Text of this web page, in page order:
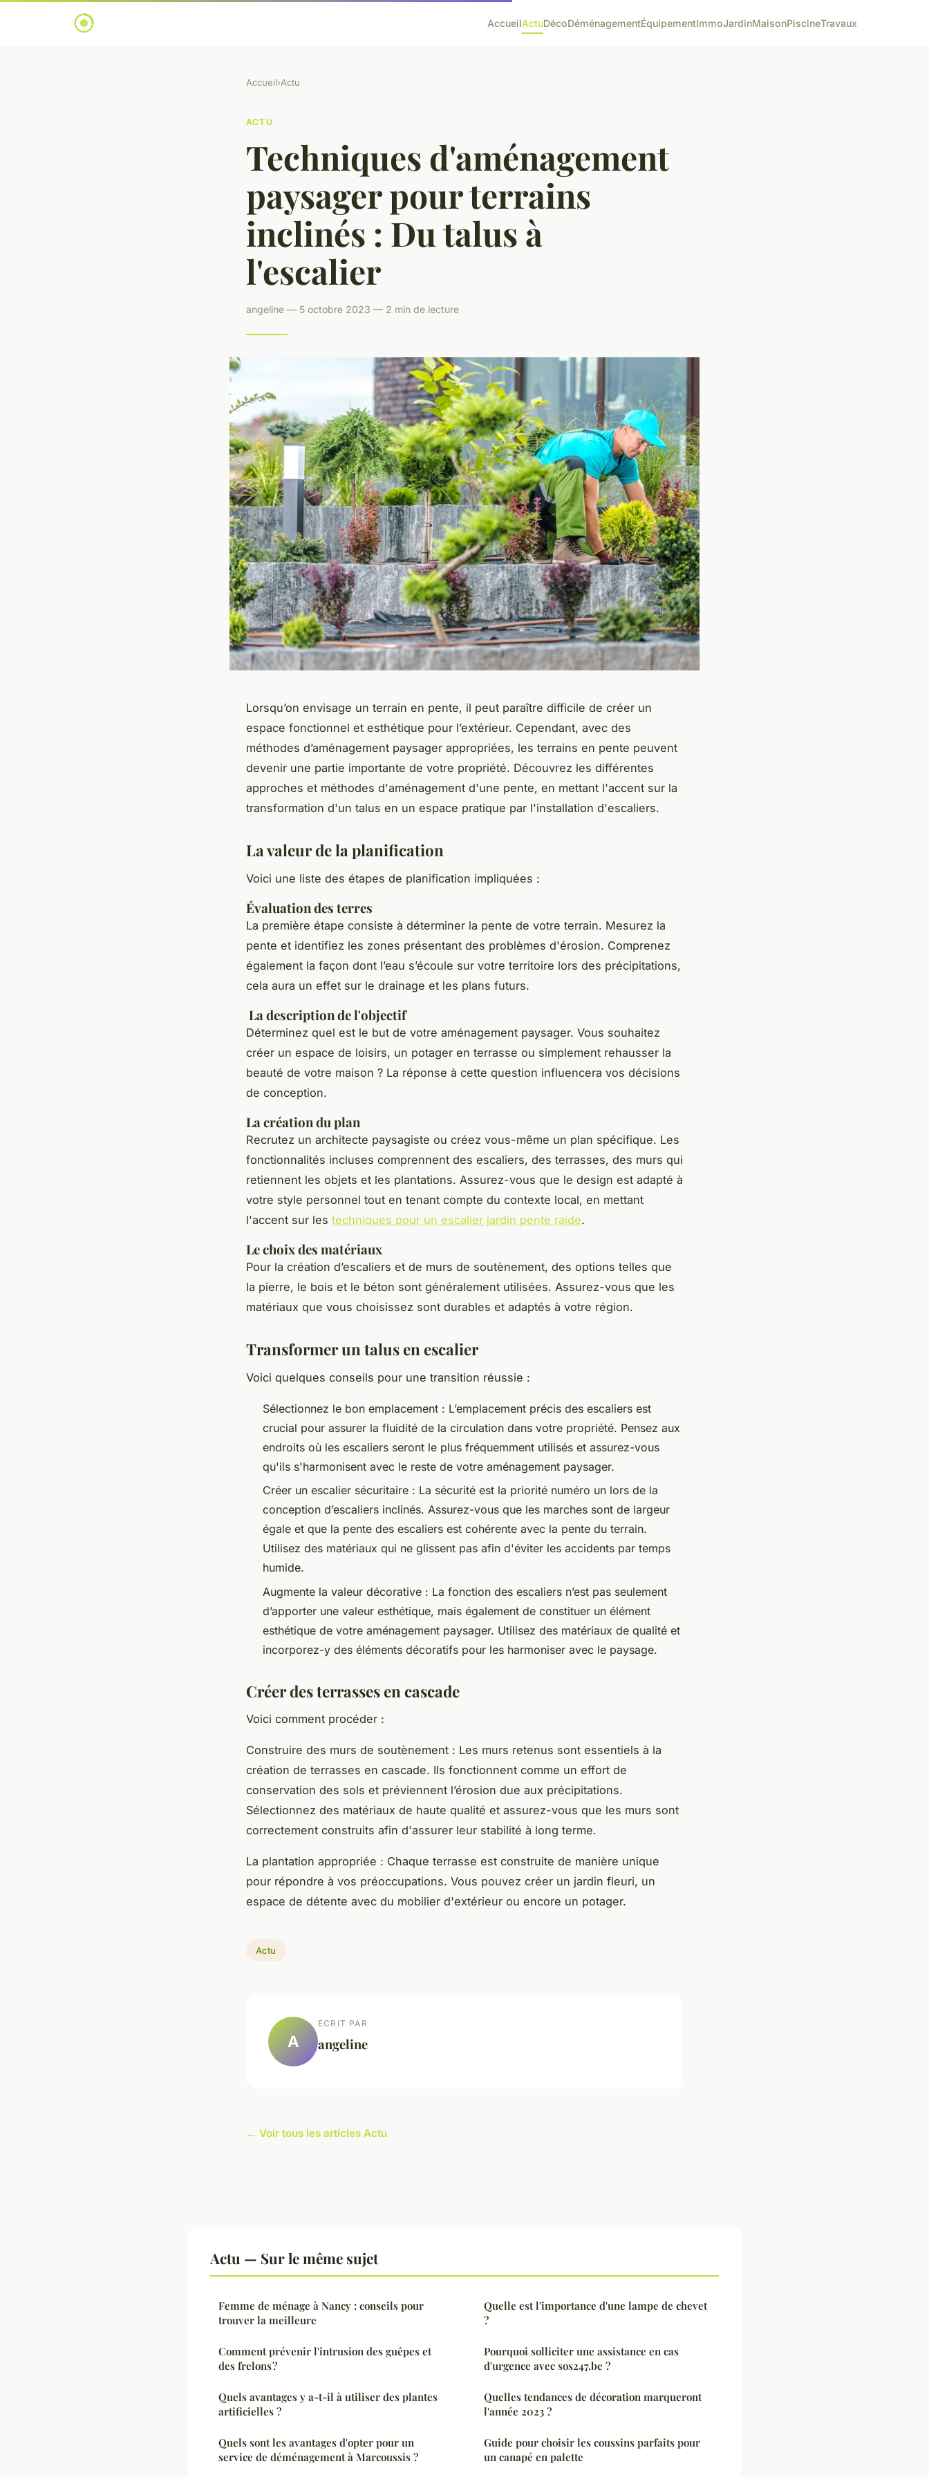
AccueilActuDécoDéménagementÉquipementImmoJardinMaisonPiscineTravaux
Accueil›Actu
ACTU
Techniques d'aménagement
paysager pour terrains
inclinés : Du talus à
l'escalier
angeline — 5 octobre 2023 — 2 min de lecture
Lorsqu’on envisage un terrain en pente, il peut paraître difficile de créer un
espace fonctionnel et esthétique pour l’extérieur. Cependant, avec des
méthodes d’aménagement paysager appropriées, les terrains en pente peuvent
devenir une partie importante de votre propriété. Découvrez les différentes
approches et méthodes d'aménagement d'une pente, en mettant l'accent sur la
transformation d'un talus en un espace pratique par l'installation d'escaliers.
La valeur de la planification
Voici une liste des étapes de planification impliquées :
Évaluation des terres
La première étape consiste à déterminer la pente de votre terrain. Mesurez la
pente et identifiez les zones présentant des problèmes d'érosion. Comprenez
également la façon dont l’eau s’écoule sur votre territoire lors des précipitations,
cela aura un effet sur le drainage et les plans futurs.
La description de l'objectif
Déterminez quel est le but de votre aménagement paysager. Vous souhaitez
créer un espace de loisirs, un potager en terrasse ou simplement rehausser la
beauté de votre maison ? La réponse à cette question influencera vos décisions
de conception.
La création du plan
Recrutez un architecte paysagiste ou créez vous-même un plan spécifique. Les
fonctionnalités incluses comprennent des escaliers, des terrasses, des murs qui
retiennent les objets et les plantations. Assurez-vous que le design est adapté à
votre style personnel tout en tenant compte du contexte local, en mettant
l'accent sur les techniques pour un escalier jardin pente raide.
Le choix des matériaux
Pour la création d’escaliers et de murs de soutènement, des options telles que
la pierre, le bois et le béton sont généralement utilisées. Assurez-vous que les
matériaux que vous choisissez sont durables et adaptés à votre région.
Transformer un talus en escalier
Voici quelques conseils pour une transition réussie :
Sélectionnez le bon emplacement : L’emplacement précis des escaliers est
crucial pour assurer la fluidité de la circulation dans votre propriété. Pensez aux
endroits où les escaliers seront le plus fréquemment utilisés et assurez-vous
qu'ils s'harmonisent avec le reste de votre aménagement paysager.
Créer un escalier sécuritaire : La sécurité est la priorité numéro un lors de la
conception d’escaliers inclinés. Assurez-vous que les marches sont de largeur
égale et que la pente des escaliers est cohérente avec la pente du terrain.
Utilisez des matériaux qui ne glissent pas afin d'éviter les accidents par temps
humide.
Augmente la valeur décorative : La fonction des escaliers n’est pas seulement
d’apporter une valeur esthétique, mais également de constituer un élément
esthétique de votre aménagement paysager. Utilisez des matériaux de qualité et
incorporez-y des éléments décoratifs pour les harmoniser avec le paysage.
Créer des terrasses en cascade
Voici comment procéder :
Construire des murs de soutènement : Les murs retenus sont essentiels à la
création de terrasses en cascade. Ils fonctionnent comme un effort de
conservation des sols et préviennent l’érosion due aux précipitations.
Sélectionnez des matériaux de haute qualité et assurez-vous que les murs sont
correctement construits afin d'assurer leur stabilité à long terme.
La plantation appropriée : Chaque terrasse est construite de manière unique
pour répondre à vos préoccupations. Vous pouvez créer un jardin fleuri, un
espace de détente avec du mobilier d'extérieur ou encore un potager.
Actu
A
ECRIT PAR
angeline
← Voir tous les articles Actu
Actu — Sur le même sujet
Femme de ménage à Nancy : conseils pour
trouver la meilleure
Comment prévenir l'intrusion des guêpes et
des frelons ?
Quels avantages y a-t-il à utiliser des plantes
artificielles ?
Quels sont les avantages d'opter pour un
service de déménagement à Marcoussis ?
Quelle est l'importance d'une lampe de chevet
?
Pourquoi solliciter une assistance en cas
d'urgence avec sos247.be ?
Quelles tendances de décoration marqueront
l'année 2023 ?
Guide pour choisir les coussins parfaits pour
un canapé en palette